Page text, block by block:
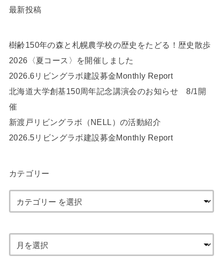
最新投稿
樹齢150年の森と札幌農学校の歴史をたどる！歴史散歩
2026〈夏コース〉を開催しました
2026.6リビングラボ建設募金Monthly Report
北海道大学創基150周年記念講演会のお知らせ 8/1開
催
新渡戸リビングラボ（NELL）の活動紹介
2026.5リビングラボ建設募金Monthly Report
カテゴリー